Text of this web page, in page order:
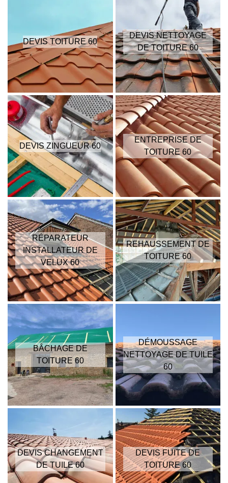
DEVIS TOITURE 60
DEVIS NETTOYAGE
DE TOITURE 60
DEVIS ZINGUEUR 60
ENTREPRISE DE
TOITURE 60
RÉPARATEUR
INSTALLATEUR DE
VELUX 60
REHAUSSEMENT DE
TOITURE 60
BÂCHAGE DE
TOITURE 60
DÉMOUSSAGE
NETTOYAGE DE TUILE
60
DEVIS CHANGEMENT
DE TUILE 60
DEVIS FUITE DE
TOITURE 60